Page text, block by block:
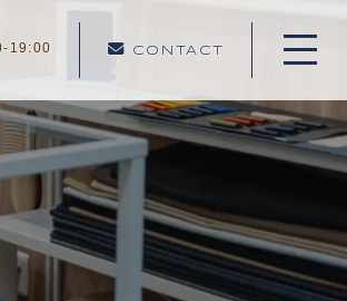
19:00
CONTACT
ホーム
当社について
メニュー
サービスの流れ